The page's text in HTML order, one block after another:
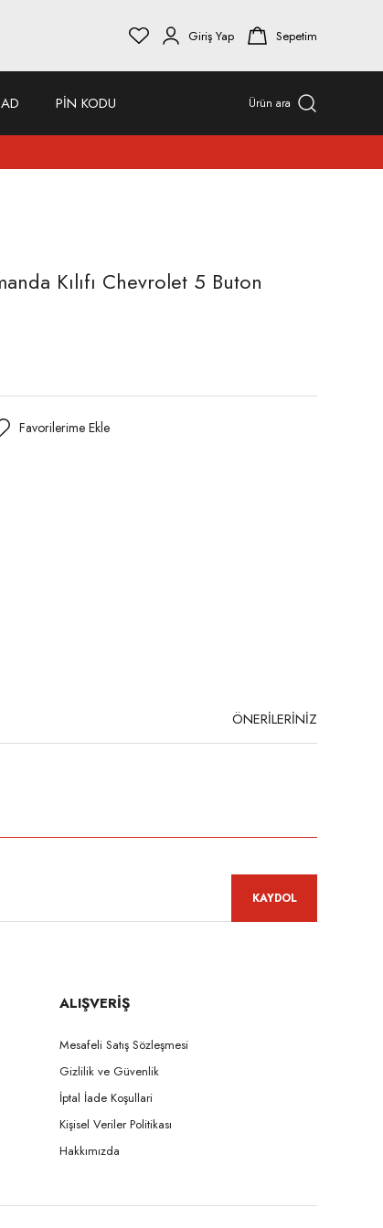
Giriş Yap Sepetim
PİN KODU Ürün ara
Kılıfı Chevrolet 5 Buton
ÖNERİLERİNİZ
KAYDOL
ALIŞVERİŞ
Mesafeli Satış Sözleşmesi
Gizlilik ve Güvenlik
İptal İade Koşullari
Kişisel Veriler Politikası
Hakkımızda